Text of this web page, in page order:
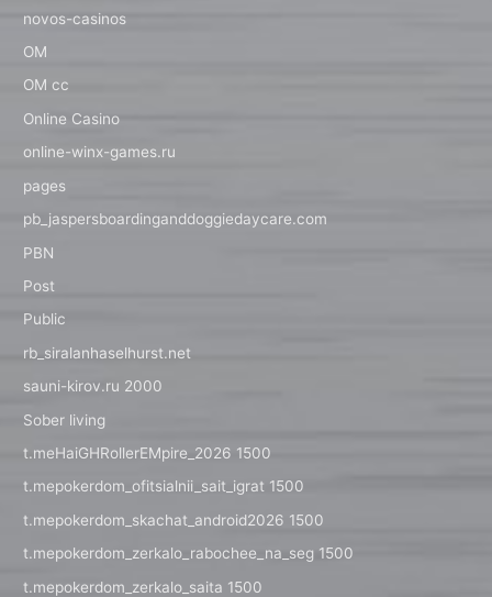
novos-casinos
OM
OM cc
Online Casino
online-winx-games.ru
pages
pb_jaspersboardinganddoggiedaycare.com
PBN
Post
Public
rb_siralanhaselhurst.net
sauni-kirov.ru 2000
Sober living
t.meHaiGHRollerEMpire_2026 1500
t.mepokerdom_ofitsialnii_sait_igrat 1500
t.mepokerdom_skachat_android2026 1500
t.mepokerdom_zerkalo_rabochee_na_seg 1500
t.mepokerdom_zerkalo_saita 1500